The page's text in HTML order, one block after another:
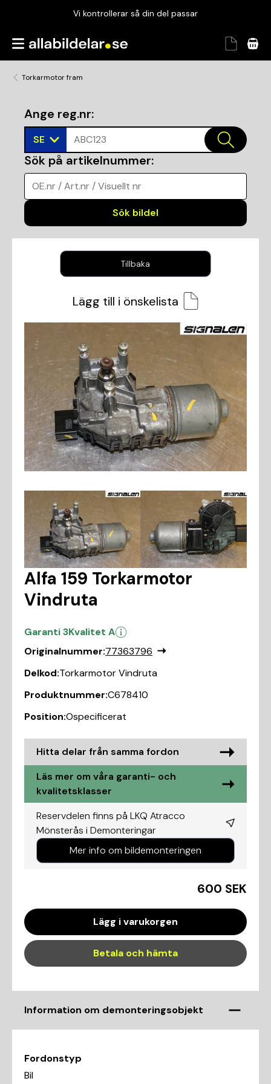
Vi kontrollerar så din del passar
Garanterad passform
Torkarmotor fram
Ange reg.nr:
SE ABC123
Sök på artikelnummer:
OE.nr / Art.nr / Visuellt nr
Sök bildel
Tillbaka
Lägg till i önskelista
Alfa 159 Torkarmotor
Vindruta
Garanti 3Kvalitet A
Originalnummer:77363796
Delkod:Torkarmotor Vindruta
Produktnummer:C678410
Position:Ospecificerat
Hitta delar från samma fordon
Läs mer om våra garanti- och
kvalitetsklasser
Reservdelen finns på LKQ Atracco
Mönsterås i Demonteringar
Mer info om bildemonteringen
600 SEK
Lägg i varukorgen
Betala och hämta
Information om demonteringsobjekt
Fordonstyp
Bil